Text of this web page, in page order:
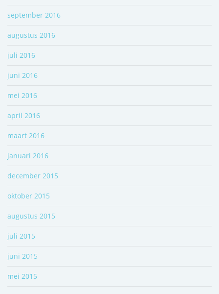
september 2016
augustus 2016
juli 2016
juni 2016
mei 2016
april 2016
maart 2016
januari 2016
december 2015
oktober 2015
augustus 2015
juli 2015
juni 2015
mei 2015